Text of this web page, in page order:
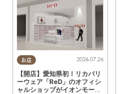
お店 2026.07.26
【開店】愛知県初！リカバリ
ーウェア「ReD」のオフィシ
ャルショップがイオンモール